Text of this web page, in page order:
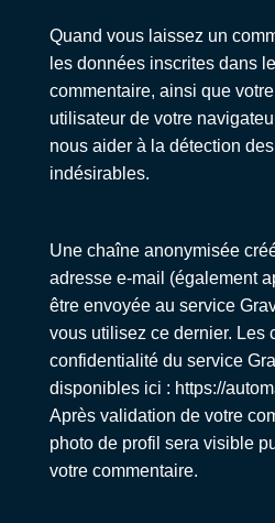
Quand vous laissez un
les données inscrites dans
commentaire, ainsi que
utilisateur de votre
nous aider à la détection
indésirables.
Une chaîne anonymisée
adresse e-mail (également
être envoyée au service
vous utilisez ce dernier. Les
confidentialité du service
disponibles ici : https://
Après validation de votre
photo de profil sera visible
votre commentaire.